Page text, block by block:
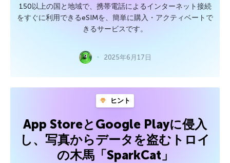
150以上の国と地域で、携帯電話によるインターネット接続
をすぐに利用できるeSIMを、簡単に購入・アクティベートで
きるサービスです。
2025年6月17日
ヒント
App StoreとGoogle Playに侵入
し、写真からデータを盗むトロイ
の木馬「SparkCat」